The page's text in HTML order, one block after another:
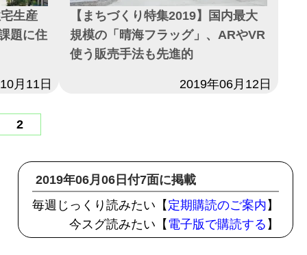
生産
題に住
月11日
【まちづくり特集2019】国内最大
規模の「晴海フラッグ」、ARやVR
使う販売手法も先進的
2019年06月12日
2
2019年06月06日付7面に掲載
毎週じっくり読みたい【 定期購読のご案内 】
今スグ読みたい【 電子版で購読する 】